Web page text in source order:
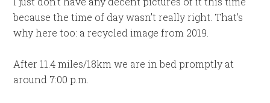
because the time of day wasn’t really right. That’s
why here too: a recycled image from 2019.
After 11.4 miles/18km we are in bed promptly at
around 7:00 p.m.